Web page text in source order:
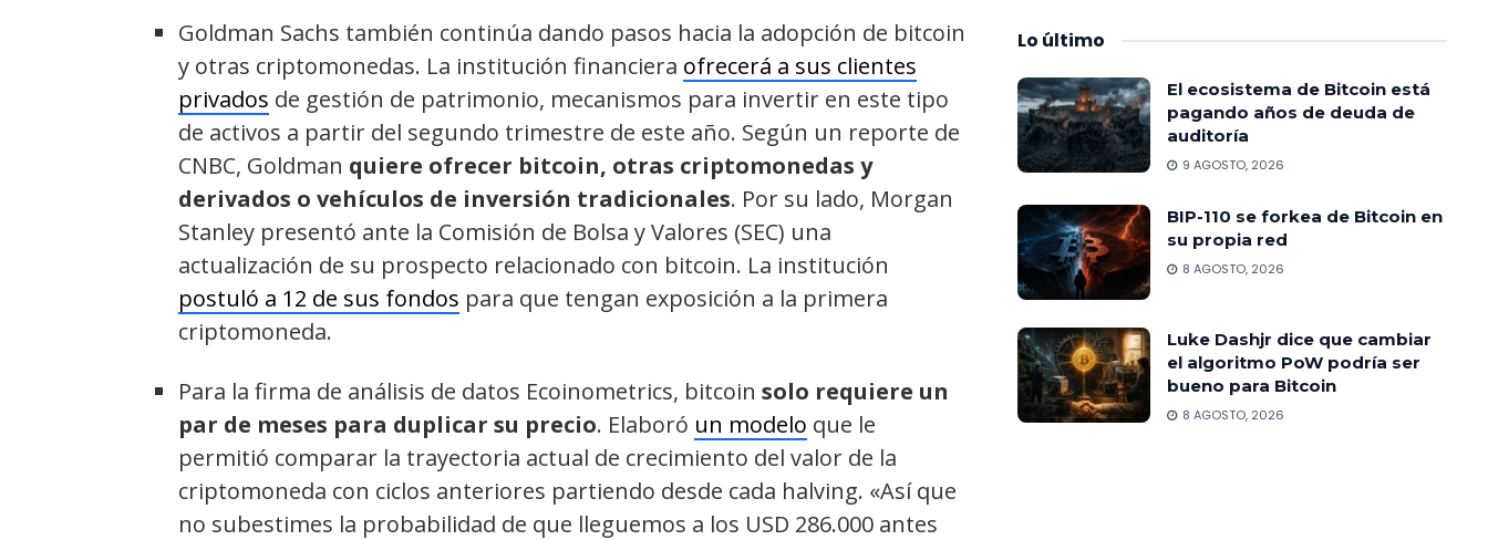
Goldman Sachs también continúa dando pasos hacia la adopción de bitcoin
y otras criptomonedas. La institución financiera ofrecerá a sus clientes
privados de gestión de patrimonio, mecanismos para invertir en este tipo
de activos a partir del segundo trimestre de este año. Según un reporte de
CNBC, Goldman quiere ofrecer bitcoin, otras criptomonedas y
derivados o vehículos de inversión tradicionales. Por su lado, Morgan
Stanley presentó ante la Comisión de Bolsa y Valores (SEC) una
actualización de su prospecto relacionado con bitcoin. La institución
postuló a 12 de sus fondos para que tengan exposición a la primera
criptomoneda.
Para la firma de análisis de datos Ecoinometrics, bitcoinsolo requiere un
par de meses para duplicar su precio. Elaboró un modelo que le
permitió comparar la trayectoria actual de crecimiento del valor de la
criptomoneda con ciclos anteriores partiendo desde cada halving. «Así que
no subestimes la probabilidad de que lleguemos a los USD 286.000 antes
Lo último
El ecosistema de Bitcoin está
pagando años de deuda de
auditoría
9 AGOSTO, 2026
BIP-110 se forkea de Bitcoin en
su propia red
8 AGOSTO, 2026
Luke Dashjr dice que cambiar
el algoritmo PoW podría ser
bueno para Bitcoin
8 AGOSTO, 2026